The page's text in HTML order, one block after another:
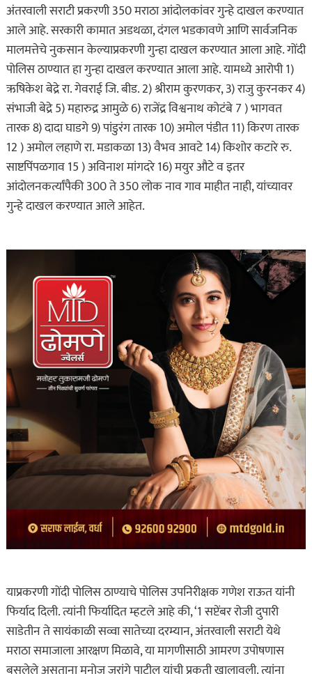
अंतरवाली सराटी प्रकरणी 350 मराठा आंदोलकांवर गुन्हे दाखल करण्यात
आले आहे. सरकारी कामात अडथळा, दंगल भडकावणे आणि सार्वजनिक
मालमत्तेचे नुकसान केल्याप्रकरणी गुन्हा दाखल करण्यात आला आहे. गोंदी
पोलिस ठाण्यात हा गुन्हा दाखल करण्यात आला आहे. यामध्ये आरोपी 1)
ऋषिकेश बेद्रे रा. गेवराई जि. बीड. 2) श्रीराम कुरणकर, 3) राजु कुरनकर 4)
संभाजी बेद्रे 5) महारुद्र आमुळे 6) राजेंद्र विश्वनाथ कोटंबे 7 ) भागवत
तारक 8) दादा घाडगे 9) पांडुरंग तारक 10) अमोल पंडीत 11) किरण तारक
12 ) अमोल लहाणे रा. मडाकळा 13) वैभव आवटे 14) किशोर कटारे रु.
साष्टपिंपळगाव 15 ) अविनाश मांगदरे 16) मयुर औटे व इतर
आंदोलनकर्त्यांपैकी 300 ते 350 लोक नाव गाव माहीत नाही, यांच्यावर
गुन्हे दाखल करण्यात आले आहेत.
याप्रकरणी गोंदी पोलिस ठाण्याचे पोलिस उपनिरीक्षक गणेश राऊत यांनी
फिर्याद दिली. त्यांनी फिर्यादित म्हटले आहे की, ‘1 सप्टेंबर रोजी दुपारी
साडेतीन ते सायंकाळी सव्वा सातेच्या दरम्यान, अंतरवाली सराटी येथे
मराठा समाजाला आरक्षण मिळावे, या मागणीसाठी आमरण उपोषणास